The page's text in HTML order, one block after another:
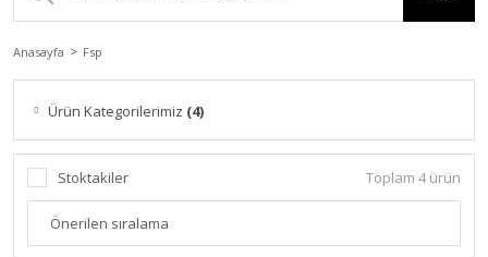
Anasayfa Fsp
Ürün Kategorilerimiz (4)
Stoktakiler Toplam 4 ürün